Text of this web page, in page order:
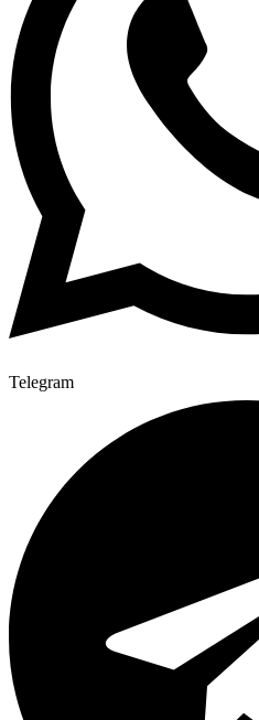
Telegram